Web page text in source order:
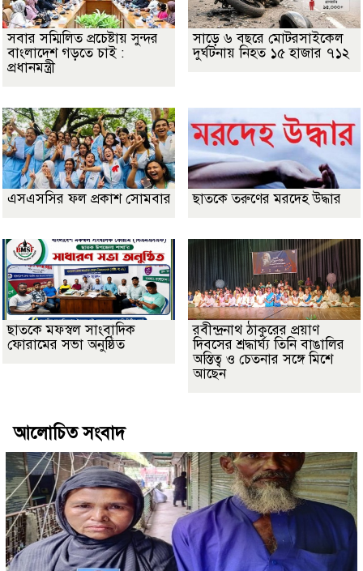
সবার সম্মিলিত প্রচেষ্টায় সুন্দর
বাংলাদেশ গড়তে চাই :
প্রধানমন্ত্রী
সাড়ে ৬ বছরে মোটরসাইকেল
দুর্ঘটনায় নিহত ১৫ হাজার ৭১২
এসএসসির ফল প্রকাশ সোমবার ছাতকে তরুণের মরদেহ উদ্ধার
ছাতকে মফস্বল সাংবাদিক
ফোরামের সভা অনুষ্ঠিত
রবীন্দ্রনাথ ঠাকুরের প্রয়াণ
দিবসের শ্রদ্ধার্ঘ্য তিনি বাঙালির
অস্তিত্ব ও চেতনার সঙ্গে মিশে
আছেন
আলোচিত সংবাদ